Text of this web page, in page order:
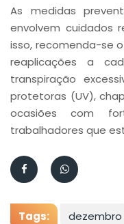
As medidas
envolvem cuidados
isso, recomenda-se
reaplicações a
transpiração
protetoras (UV),
ocasiões com
trabalhadores que
Tags: dezembro